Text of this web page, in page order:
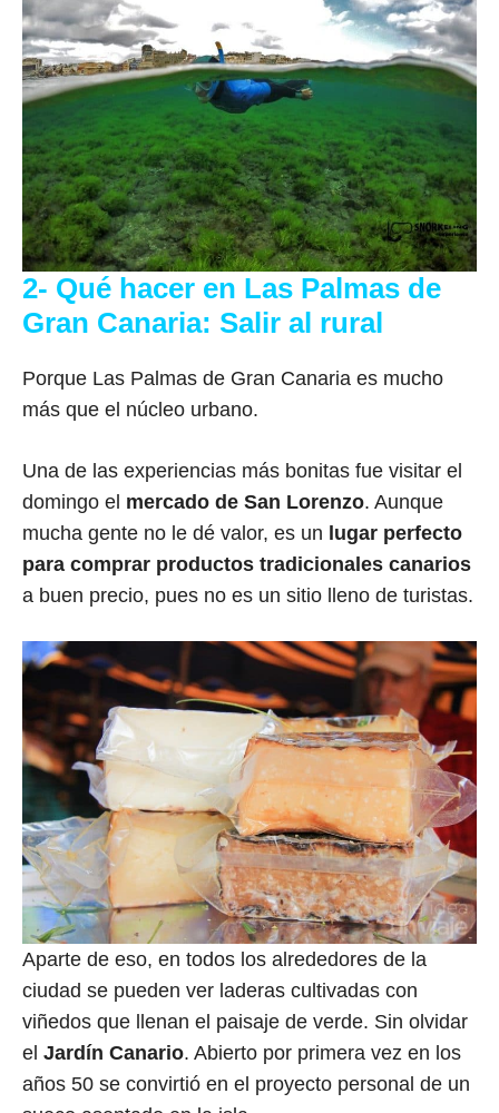
2- Qué hacer en Las Palmas de
Gran Canaria: Salir al rural
Porque Las Palmas de Gran Canaria es mucho
más que el núcleo urbano.
Una de las experiencias más bonitas fue visitar el
domingo el mercado de San Lorenzo. Aunque
mucha gente no le dé valor, es un lugar perfecto
para comprar productos tradicionales canarios
a buen precio, pues no es un sitio lleno de turistas.
Aparte de eso, en todos los alrededores de la
ciudad se pueden ver laderas cultivadas con
viñedos que llenan el paisaje de verde. Sin olvidar
el Jardín Canario. Abierto por primera vez en los
años 50 se convirtió en el proyecto personal de un